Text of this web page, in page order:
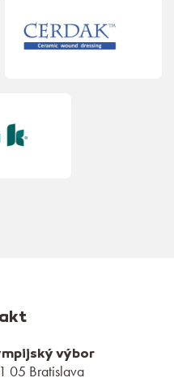
výbor
05 Bratislava